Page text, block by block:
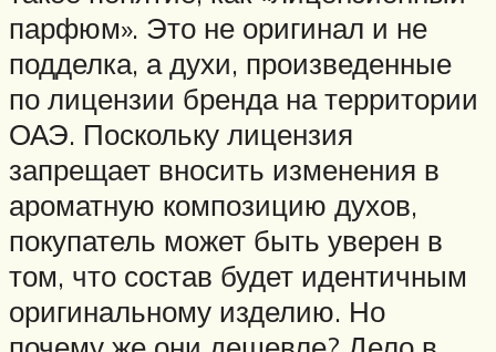
парфюм». Это не оригинал и не
подделка, а духи, произведенные
по лицензии бренда на территории
ОАЭ. Поскольку лицензия
запрещает вносить изменения в
ароматную композицию духов,
покупатель может быть уверен в
том, что состав будет идентичным
оригинальному изделию. Но